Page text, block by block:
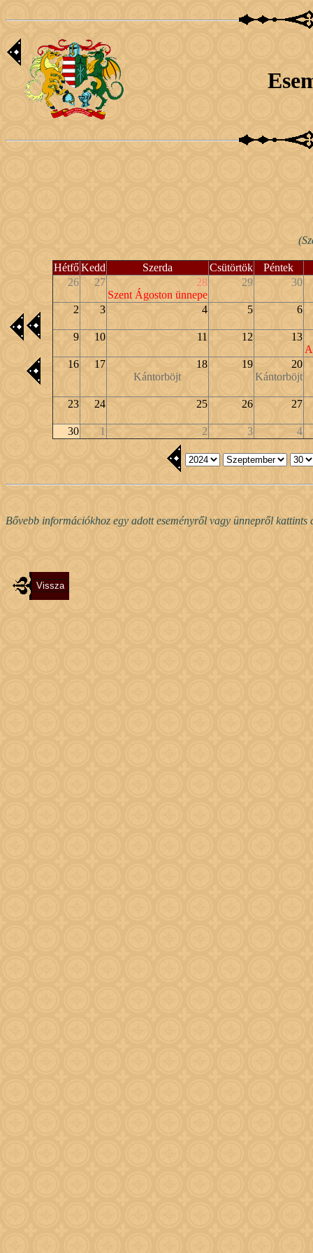
Hétfő Kedd Szerda Csütörtök
Péntek
26
27
28
Szent Ágoston ünnepe
29 30
2 3 4 5 6
9 10 11 12
13
16
17
18
Kántorböjt
19
20
Kántorböjt
23 24 25 26 27
30 1 2 3 4
Bővebb információkhoz egy adott eseményről vagy ünnepről